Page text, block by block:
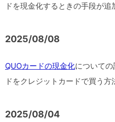
ドを現金化するときの手段が追
2025/08/08
QUOカードの現金化について
ドをクレジットカードで買う方
2025/08/04